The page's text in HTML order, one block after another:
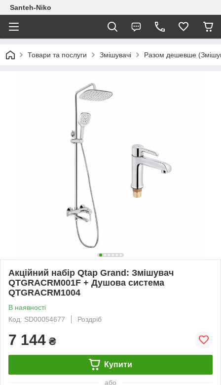
Santeh-Niko
Товари та послуги Змішувачі Разом дешевше
Акційний набір Qtap Grand: Змішувач
QTGRACRM001F + Душова система
QTGRACRM1004
В наявності
Код: SD00054677
Роздріб
7 144 ₴
Купити
або